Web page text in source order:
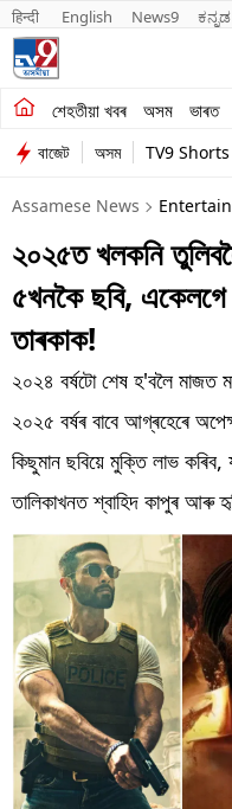
हिन्दी English News9 ಕನ್ನಡ
শেহতীয়া খবৰ অসম ভাৰত
শেহতীয়া খবৰ
অসম
ভাৰত
মনোৰঞ্জন
শিক্ষা
খেল
জীৱনশৈলী
বিশ্ব
প্ৰযুক্তি
Videos
বাজেট অসম TV9 Shorts
Assamese News
২০২৫ত খলকনি
৫খনকৈ ছবি, একেলগে
তাৰকাক!
২০২৪ বৰ্ষটো শেষ হ'বলৈ মাজত
২০২৫ বৰ্ষৰ বাবে আগ্ৰহেৰে
কিছুমান ছবিয়ে মুক্তি লাভ কৰিব,
তালিকাখনত শ্বাহিদ কাপুৰ